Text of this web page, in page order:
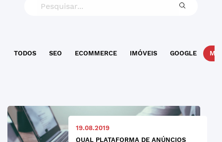
TODOS SEO ECOMMERCE IMÓVEIS GOOGLE
19.08.2019
QUAL PLATAFORMA DE ANÚNCIOS